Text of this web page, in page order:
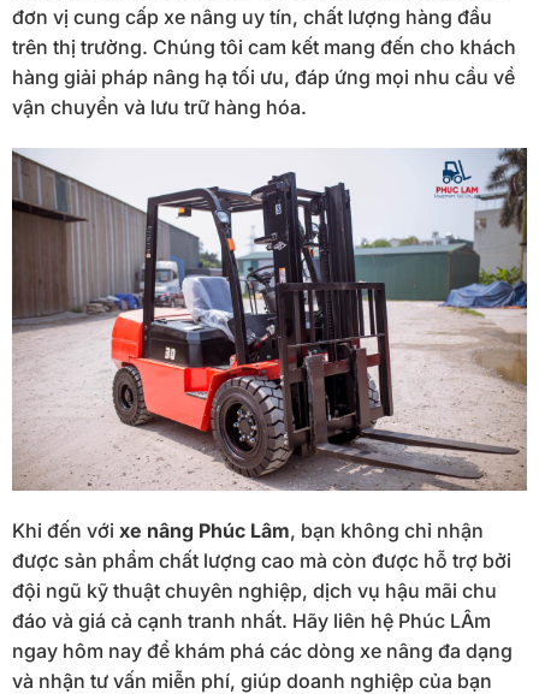
đơn vị cung cấp xe nâng uy tín, chất lượng hàng đầu
trên thị trường. Chúng tôi cam kết mang đến cho khách
hàng giải pháp nâng hạ tối ưu, đáp ứng mọi nhu cầu về
vận chuyển và lưu trữ hàng hóa.
Khi đến với xe nâng Phúc Lâm, bạn không chỉ nhận
được sản phẩm chất lượng cao mà còn được hỗ trợ bởi
đội ngũ kỹ thuật chuyên nghiệp, dịch vụ hậu mãi chu
đáo và giá cả cạnh tranh nhất. Hãy liên hệ Phúc LÂm
ngay hôm nay để khám phá các dòng xe nâng đa dạng
và nhận tư vấn miễn phí, giúp doanh nghiệp của bạn